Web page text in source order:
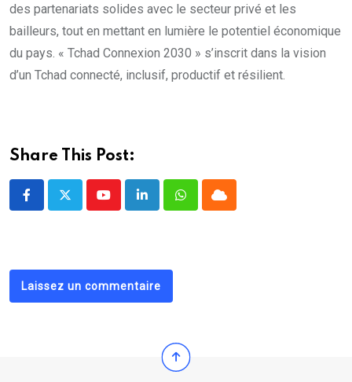
des partenariats solides avec le secteur privé et les
bailleurs, tout en mettant en lumière le potentiel économique
du pays. « Tchad Connexion 2030 » s’inscrit dans la vision
d’un Tchad connecté, inclusif, productif et résilient.
Share This Post:
YoutubeLinkedInWhatsappCloud
Laissez un commentaire